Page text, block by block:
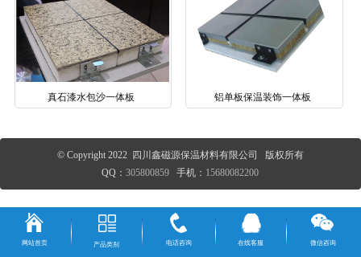
真石漆水包沙一体板 铝单板保温装饰一体板
© Copyright 2022 四川鑫磁源保温材料有限公司 版权所有
QQ：305800859 手机： 15680082200
网站首页 产品类别 电话咨询 在线客服 微信咨询